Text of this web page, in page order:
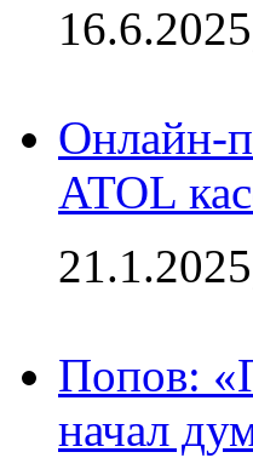
Онлайн-
ATOL
Попов:
начал